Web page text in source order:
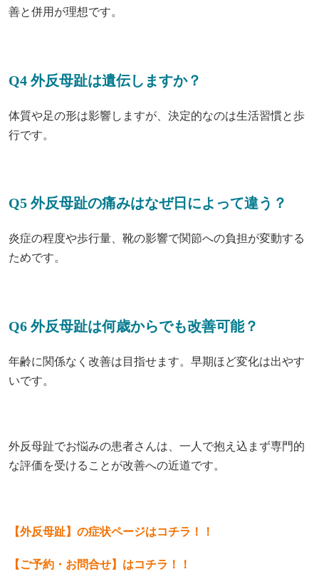
善と併用が理想です。
Q4 外反母趾は遺伝しますか？
体質や足の形は影響しますが、決定的なのは生活習慣と歩
行です。
Q5 外反母趾の痛みはなぜ日によって違う？
炎症の程度や歩行量、靴の影響で関節への負担が変動する
ためです。
Q6 外反母趾は何歳からでも改善可能？
年齢に関係なく改善は目指せます。早期ほど変化は出やす
いです。
外反母趾でお悩みの患者さんは、一人で抱え込まず専門的
な評価を受けることが改善への近道です。
【外反母趾】の症状ページはコチラ！！
【ご予約・お問合せ】はコチラ！！